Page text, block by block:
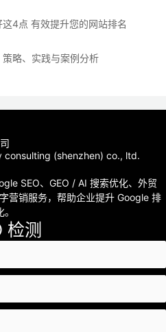
4点 有效提升您的网站排名
略、实践与案例分析
consulting (shenzhen) co., ltd.
SEO、GEO / AI 搜索优化、外贸
营销服务，帮助企业提升 Google 排
检测